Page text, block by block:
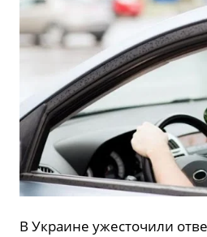
В Украине ужесточили